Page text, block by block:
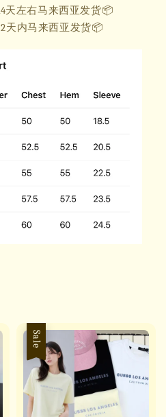
天左右马来西亚发货📦
天内马来西亚发货📦
Sale